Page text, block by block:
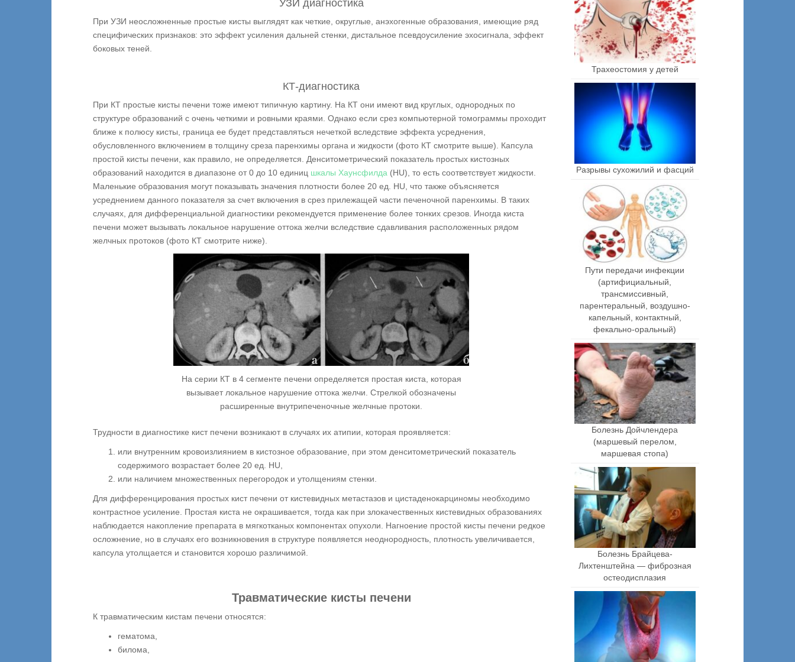
УЗИ диагностика
При УЗИ неосложненные простые кисты выглядят как четкие, округлые, анэхогенные образования, имеющие ряд
специфических признаков: это эффект усиления дальней стенки, дистальное псевдоусиление эхосигнала, эффект
боковых теней.
КТ-диагностика
При КТ простые кисты печени тоже имеют типичную картину. На КТ они имеют вид круглых, однородных по
структуре образований с очень четкими и ровными краями. Однако если срез компьютерной томограммы проходит
ближе к полюсу кисты, граница ее будет представляться нечеткой вследствие эффекта усреднения,
обусловленного включением в толщину среза паренхимы органа и жидкости (фото КТ смотрите выше). Капсула
простой кисты печени, как правило, не определяется. Денситометрический показатель простых кистозных
образований находится в диапазоне от 0 до 10 единиц шкалы Хаунсфилда (HU), то есть соответствует жидкости.
Маленькие образования могут показывать значения плотности более 20 ед. HU, что также объясняется
усреднением данного показателя за счет включения в срез прилежащей части печеночной паренхимы. В таких
случаях, для дифференциальной диагностики рекомендуется применение более тонких срезов. Иногда киста
печени может вызывать локальное нарушение оттока желчи вследствие сдавливания расположенных рядом
желчных протоков (фото КТ смотрите ниже).
На серии КТ в 4 сегменте печени определяется простая киста, которая
вызывает локальное нарушение оттока желчи. Стрелкой обозначены
расширенные внутрипеченочные желчные протоки.
Трудности в диагностике кист печени возникают в случаях их атипии, которая проявляется:
или внутренним кровоизлиянием в кистозное образование, при этом денситометрический показатель
содержимого возрастает более 20 ед. HU,
или наличием множественных перегородок и утолщениям стенки.
Для дифференцирования простых кист печени от кистевидных метастазов и цистаденокарциномы необходимо
контрастное усиление. Простая киста не окрашивается, тогда как при злокачественных кистевидных образованиях
наблюдается накопление препарата в мягкотканых компонентах опухоли. Нагноение простой кисты печени редкое
осложнение, но в случаях его возникновения в структуре появляется неоднородность, плотность увеличивается,
капсула утолщается и становится хорошо различимой.
Травматические кисты печени
К травматическим кистам печени относятся:
гематома,
билома,
Трахеостомия у детей
Разрывы сухожилий и фасций
Пути передачи инфекции
(артифициальный,
трансмиссивный,
парентеральный, воздушно-
капельный, контактный,
фекально-оральный)
Болезнь Дойчлендера
(маршевый перелом,
маршевая стопа)
Болезнь Брайцева-
Лихтенштейна — фиброзная
остеодисплазия